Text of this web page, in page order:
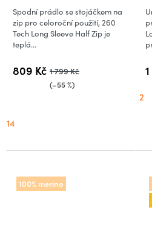
809 Kč 1 799 Kč
(–55 %)
Spodní prádlo se stojáčkem na
zip pro celoroční použití, 260
Tech Long Sleeve Half Zip je
teplá...
14
2
100% merino